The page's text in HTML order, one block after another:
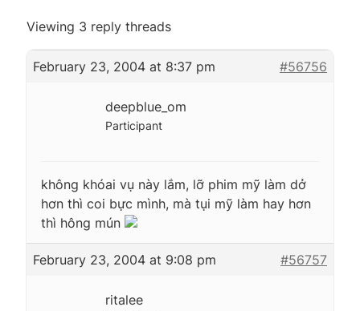
Viewing 3 reply threads
February 23, 2004 at 8:37 pm #56756
deepblue_om
Participant
không khóai vụ này lắm, lỡ phim mỹ làm dở
hơn thì coi bực mình, mà tụi mỹ làm hay hơn
thì hông mún
February 23, 2004 at 9:08 pm #56757
ritalee